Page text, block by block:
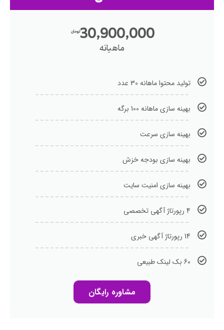
تومان30,900,000
ماهیانه
تولید محتوا ماهانه 30 عدد
بهینه سازی ماهانه 100 برگه
بهینه سازی سرعت
بهینه سازی بودجه خزش
بهینه سازی امنیت سایت
4 رپورتاژ آگهی تخصصی
14 رپورتاژ آگهی خبری
60 بک لینک طبیعی
مشاوره رایگان